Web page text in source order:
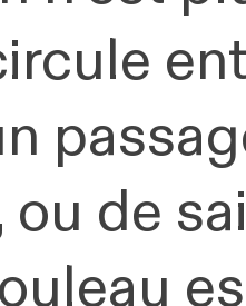
ou de